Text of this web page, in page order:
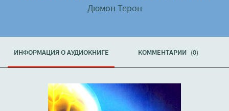
Дюмон Терон
ИНФОРМАЦИЯ О АУДИОКНИГЕ КОММЕНТАРИИ (0)